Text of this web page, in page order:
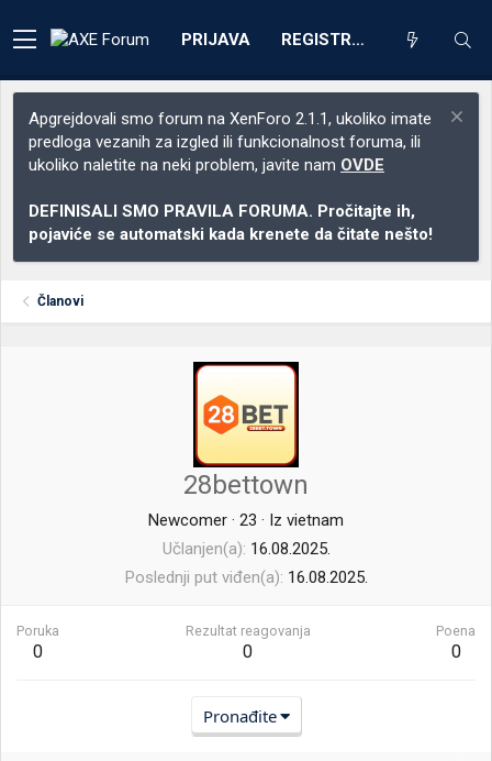
PRIJAVA REGISTRACIJA
Apgrejdovali smo forum na XenForo 2.1.1, ukoliko imate
predloga vezanih za izgled ili funkcionalnost foruma, ili
ukoliko naletite na neki problem, javite nam OVDE
DEFINISALI SMO PRAVILA FORUMA. Pročitajte ih,
pojaviće se automatski kada krenete da čitate nešto!
Članovi
28bettown
Newcomer · 23 · Iz vietnam
Učlanjen(a) 16.08.2025.
Poslednji put viđen(a) 16.08.2025.
Poruka
0
Rezultat reagovanja
0
Poena
0
Pronađite